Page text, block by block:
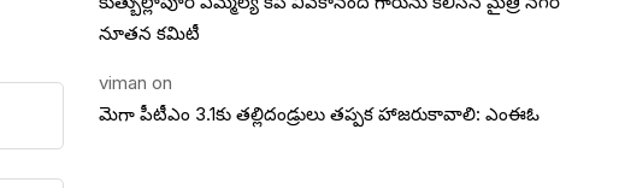
నూతన కమిటీ
viman on
మెగా పీటీఎం 3.1కు తల్లిదండ్రులు తప్పక హాజరుకావాలి: ఎంఈఓ